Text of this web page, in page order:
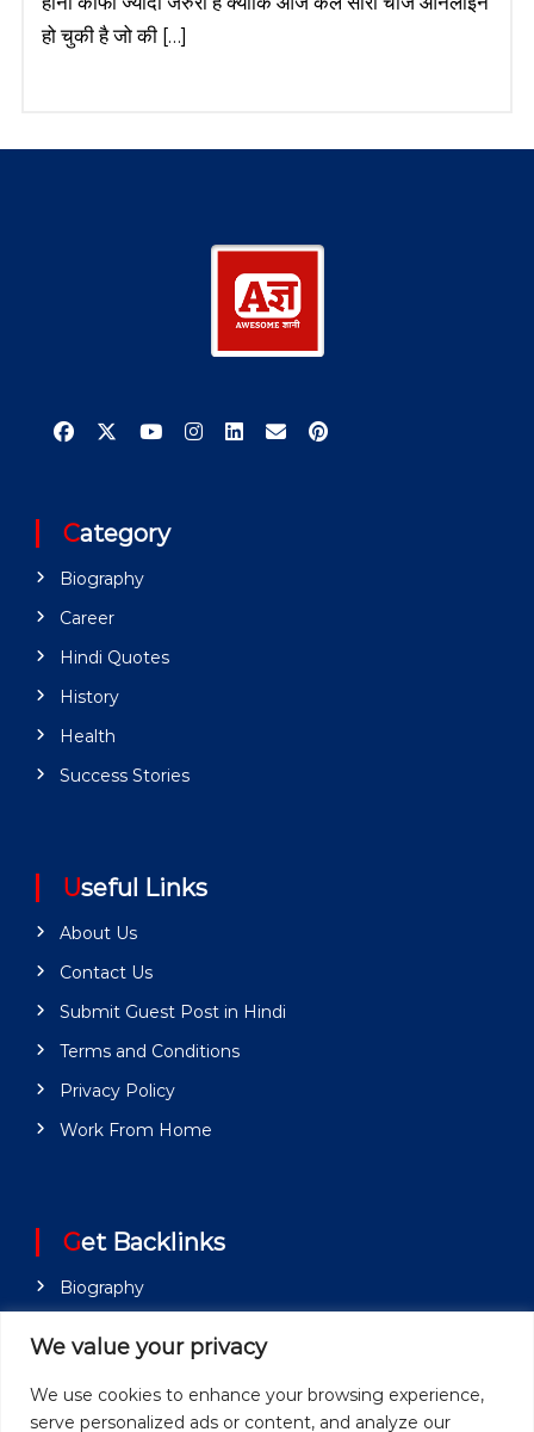
We value your privacy
We use cookies to enhance your browsing experience,
serve personalized ads or content, and analyze our
हो चुकी है जो की […]
Category
Biography
Career
Hindi Quotes
History
Health
Success Stories
Useful Links
About Us
Contact Us
Submit Guest Post in Hindi
Terms and Conditions
Privacy Policy
Work From Home
Get Backlinks
Biography
Hindi Quotes
History